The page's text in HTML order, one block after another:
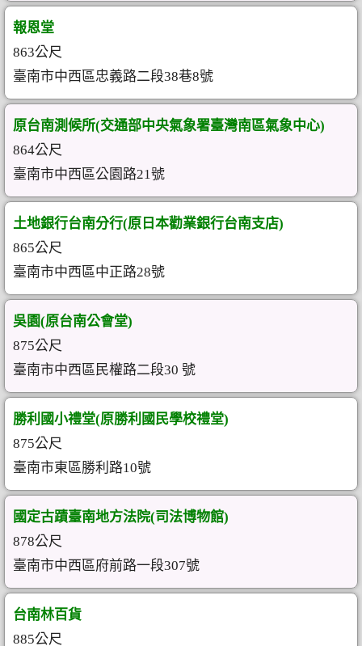
報恩堂
863公尺
臺南市中西區忠義路二段38巷8號
原台南測候所(交通部中央氣象署臺灣南區氣象中心)
864公尺
臺南市中西區公園路21號
土地銀行台南分行(原日本勸業銀行台南支店)
865公尺
臺南市中西區中正路28號
吳園(原台南公會堂)
875公尺
臺南市中西區民權路二段30 號
勝利國小禮堂(原勝利國民學校禮堂)
875公尺
臺南市東區勝利路10號
國定古蹟臺南地方法院(司法博物館)
878公尺
臺南市中西區府前路一段307號
台南林百貨
885公尺